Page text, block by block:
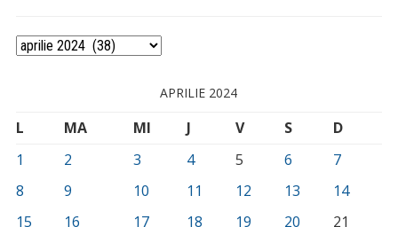
Arhivă
APRILIE 2024
L MA MI J V S
D
1
2 3 4 5 6
7
8
9 10 11 12 13
14
15
16 17 18 19 20 21